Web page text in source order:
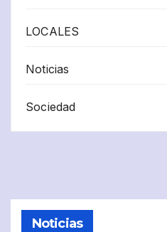
LOCALES
Noticias
Sociedad
Noticias